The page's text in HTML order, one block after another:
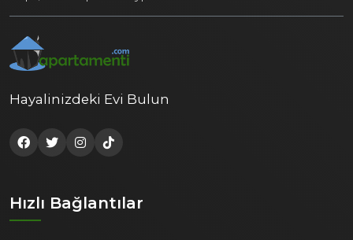
Hayalinizdeki Evi Bulun
Hızlı Bağlantılar